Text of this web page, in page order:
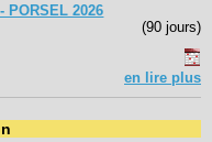
PORSEL 2026
(90 jours)
en lire plus